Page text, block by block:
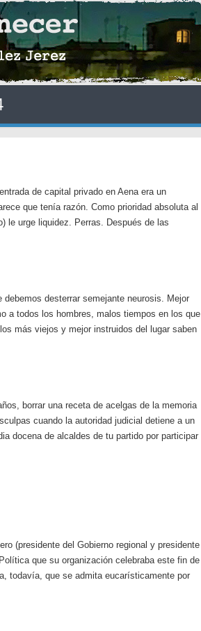
de capital privado en Aena era un
que tenía razón. Como prioridad absoluta al
le urge liquidez. Perras. Después de las
desterrar semejante neurosis. Mejor
a todos los hombres, malos tiempos en los que
más viejos y mejor instruidos del lugar saben
borrar una receta de acelgas de la memoria
cuando la autoridad judicial detiene a un
docena de alcaldes de tu partido por participar
(presidente del Gobierno regional y presidente
que su organización celebraba este fin de
todavía, que se admita eucarísticamente por